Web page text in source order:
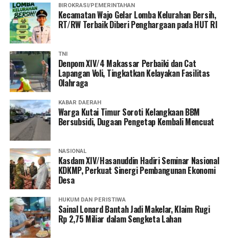
BIROKRASI/PEMERINTAHAN
Kecamatan Wajo Gelar Lomba Kelurahan Bersih,
RT/RW Terbaik Diberi Penghargaan pada HUT RI
TNI
Denpom XIV/4 Makassar Perbaiki dan Cat
Lapangan Voli, Tingkatkan Kelayakan Fasilitas
Olahraga
KABAR DAERAH
Warga Kutai Timur Soroti Kelangkaan BBM
Bersubsidi, Dugaan Pengetap Kembali Mencuat
NASIONAL
Kasdam XIV/Hasanuddin Hadiri Seminar Nasional
KDKMP, Perkuat Sinergi Pembangunan Ekonomi
Desa
HUKUM DAN PERISTIWA
Sainal Lonard Bantah Jadi Makelar, Klaim Rugi
Rp 2,75 Miliar dalam Sengketa Lahan